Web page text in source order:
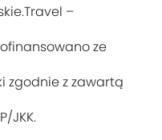
–
ze
zgodnie z zawartą
JKK.